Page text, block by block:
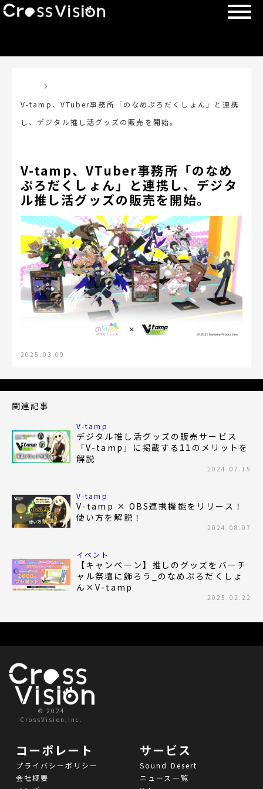
V-tamp、VTuber事務所「のなめぷろだくしょん」と連携
し、デジタル推し活グッズの販売を開始。
V-tamp、VTuber事務所「のなめ
ぷろだくしょん」と連携し、デジタ
ル推し活グッズの販売を開始。
2025.03.09
関連記事
V-tamp
デジタル推し活グッズの販売サービス
「V-tamp」に掲載する11のメリットを
解説
2024.07.15
V-tamp
V-tamp × OBS連携機能をリリース！
使い方を解説！
2024.08.07
イベント
【キャンペーン】推しのグッズをバーチ
ャル祭壇に飾ろう_のなめぷろだくしょ
ん×V-tamp
2025.02.22
© 2024
CrossVision,Inc.
コーポレート
プライバシーポリシー
会社概要
サービス
Sound Desert
ニュース一覧